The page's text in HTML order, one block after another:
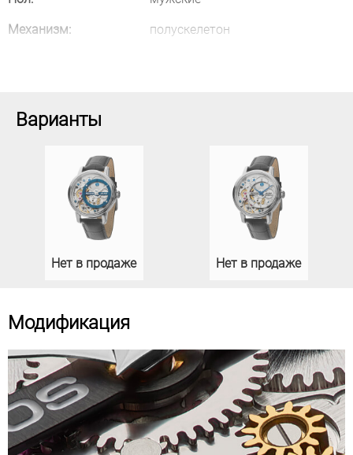
Механизм: полускелетон
Варианты
Нет в продаже Нет в продаже
Модификация